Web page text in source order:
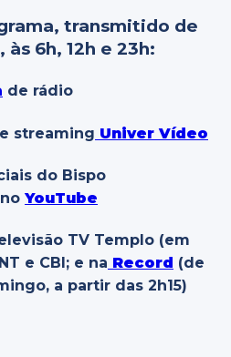
transmitido de
6h, 12h e 23h:
de rádio
streaming Univer Vídeo
do Bispo
YouTube
TV Templo (em
e CBI; e na Record (de
a partir das 2h15)